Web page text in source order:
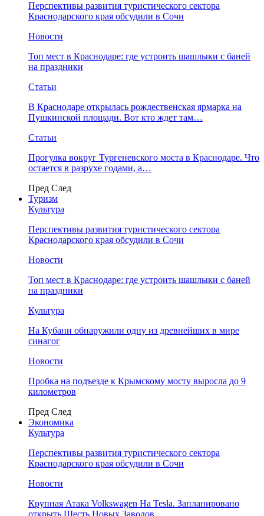
Перспективы развития туристического сектора
Краснодарского края обсудили в Сочи
Новости
Топ мест в Краснодаре: где устроить шашлыки с баней
на праздники
Статьи
В Краснодаре открылась рождественская ярмарка на
Пушкинской площади. Вот кто ждет там…
Статьи
Прогулка вокруг Тургеневского моста в Краснодаре. Что
остается в разрухе годами, а…
Пред След
Туризм
Культура
Перспективы развития туристического сектора
Краснодарского края обсудили в Сочи
Новости
Топ мест в Краснодаре: где устроить шашлыки с баней
на праздники
Культура
На Кубани обнаружили одну из древнейших в мире
синагог
Новости
Пробка на подъезде к Крымскому мосту выросла до 9
километров
Пред След
Экономика
Культура
Перспективы развития туристического сектора
Краснодарского края обсудили в Сочи
Новости
Крупная Атака Volkswagen На Tesla. Запланировано
открыть Шесть Новых Заводов